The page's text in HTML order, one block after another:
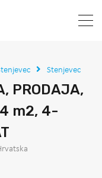
Stenjevec
PRODAJA,
m2, 4-